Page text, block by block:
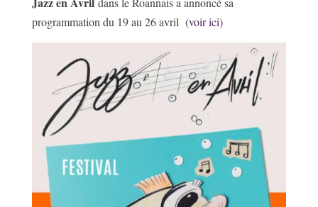
programmation du 19 au 26 avril (voir ici)